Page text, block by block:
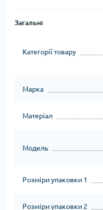
Загальні
Категорії товару
Марка
Матеріал
Модель
Розміри упаковки 1
Розміри упаковки 2